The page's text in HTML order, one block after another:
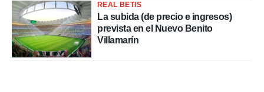
REAL BETIS
La subida (de precio e ingresos)
prevista en el Nuevo Benito
Villamarín